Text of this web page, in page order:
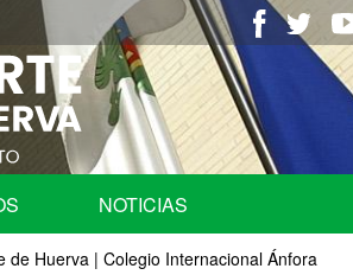
NOTICIAS
de Huerva | Colegio Internacional Ánfora